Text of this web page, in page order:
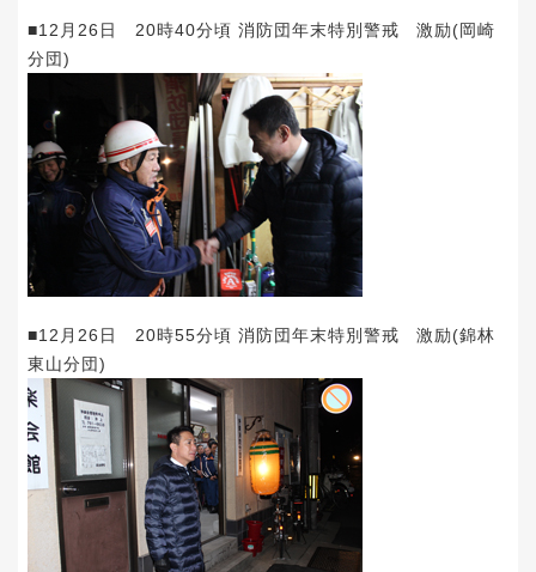
■12月26日 20時40分頃 消防団年末特別警戒 激励(岡崎
分団)
■12月26日 20時55分頃 消防団年末特別警戒 激励(錦林
東山分団)